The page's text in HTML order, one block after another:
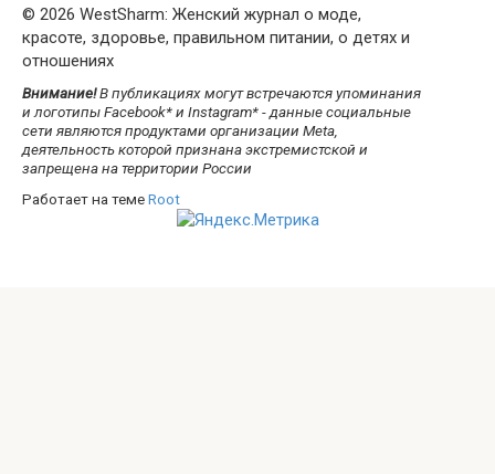
© 2026 WestSharm: Женский журнал о моде,
красоте, здоровье, правильном питании, о детях и
отношениях
Внимание!В публикациях могут встречаются упоминания
и логотипы Facebook* и Instagram* - данные социальные
сети являются продуктами организации Meta,
деятельность которой признана экстремистской и
запрещена на территории России
Работает на темеRoot